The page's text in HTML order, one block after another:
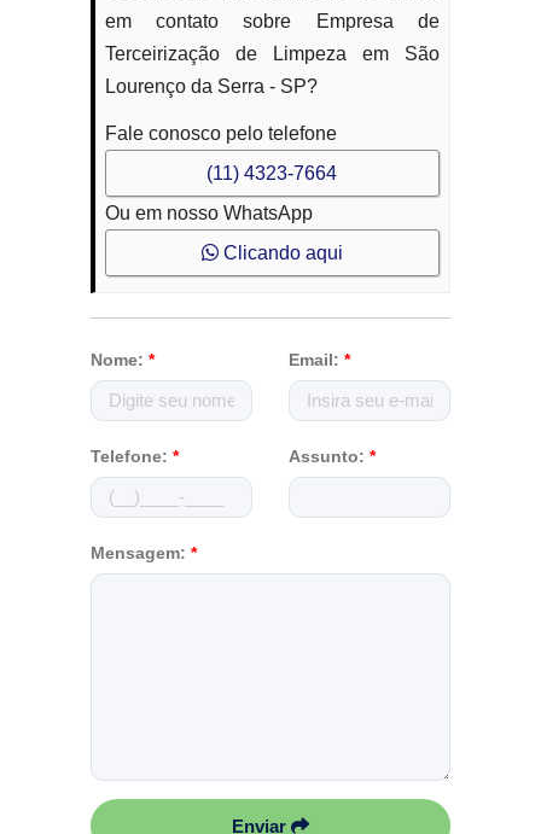
em contato sobre Empresa de
Terceirização de Limpeza em São
Lourenço da Serra - SP?
Fale conosco pelo telefone
(11) 4323-7664
Ou em nosso WhatsApp
Clicando aqui
Nome: * Email: *
Telefone: * Assunto: *
Mensagem: *
Enviar